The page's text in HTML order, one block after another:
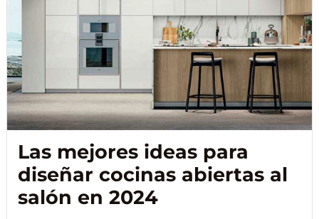
Las mejores ideas para
diseñar cocinas abiertas al
salón en 2024